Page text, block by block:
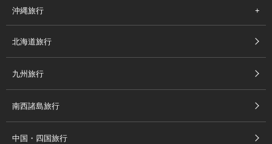
沖縄旅行
北海道旅行
九州旅行
南西諸島旅行
中国・四国旅行